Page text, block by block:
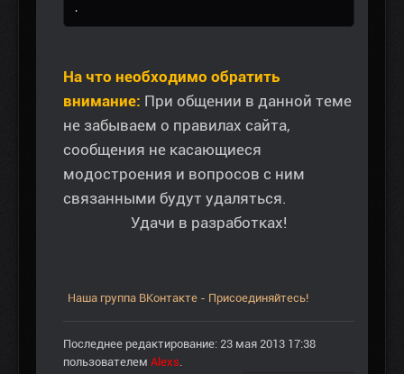
.
На что необходимо обратить
внимание: При общении в данной теме
не забываем о правилах сайта,
сообщения не касающиеся
модостроения и вопросов с ним
связанными будут удаляться.
Удачи в разработках!
Наша группа ВКонтакте - Присоединяйтесь!
Последнее редактирование: 23 мая 2013 17:38
пользователем Alexs